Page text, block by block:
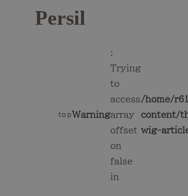
Persil
topWarning
:
Trying
to
access
array
offset
on
false
in
/home/
content/
wig-